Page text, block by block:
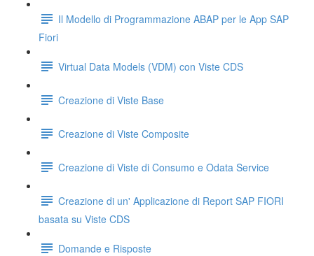
Il Modello di Programmazione ABAP per le App SAP
Fiori
Virtual Data Models (VDM) con Viste CDS
Creazione di Viste Base
Creazione di Viste Composite
Creazione di Viste di Consumo e Odata Service
Creazione di un' Applicazione di Report SAP FIORI
basata su Viste CDS
Domande e Risposte